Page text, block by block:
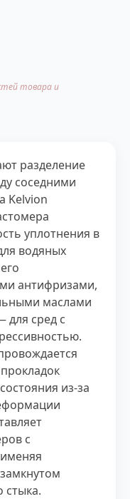
товара и
разделение
соседними
Kelvion
уплотнения в
водяных
антифризами,
маслами
для сред с
из-за
с
стыка.